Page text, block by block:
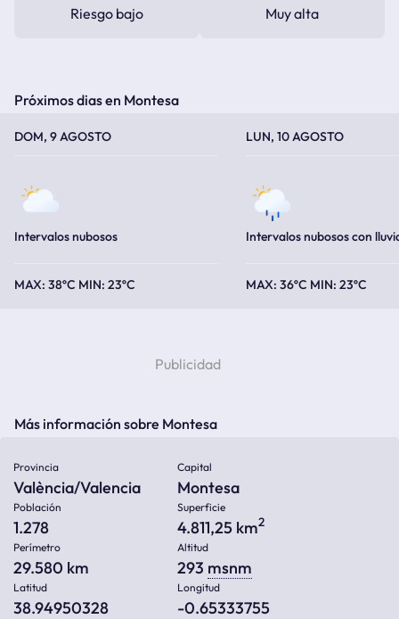
Riesgo bajo Muy alta
Próximos dias en Montesa
DOM, 9 AGOSTO
Intervalos nubosos
38ºC 23ºC
LUN, 10 AGOSTO
Intervalos nubosos con
36ºC 23ºC
Más información sobre Montesa
Provincia
València/Valencia
Capital
Montesa
Población
1.278
Superficie
4.811,25 km2
Perímetro
29.580 km
Altitud
293 msnm
Latitud
38.94950328
Longitud
-0.65333755